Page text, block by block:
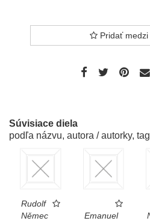
Pridať medzi
Súvisiace diela
podľa názvu, autora / autorky,
Rudolf
Němec
Emanuel